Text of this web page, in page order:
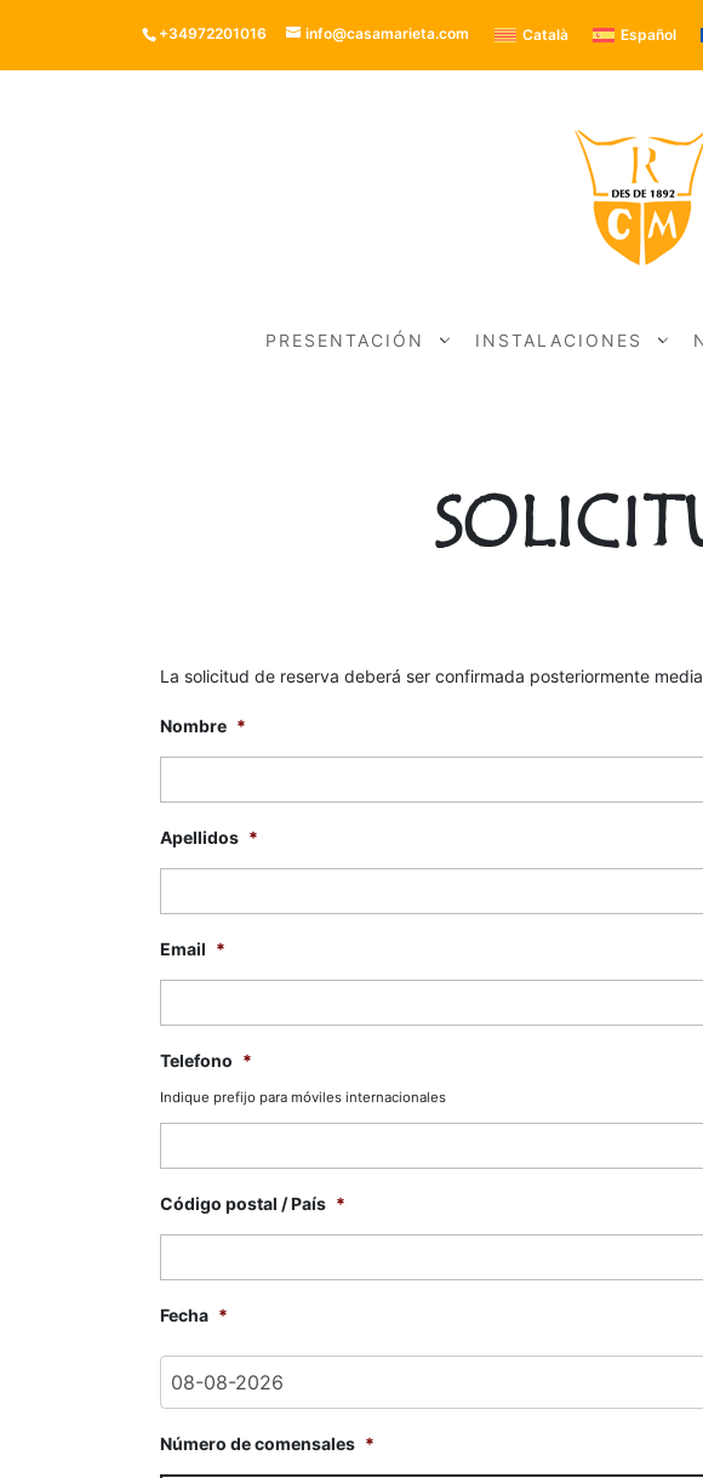
+34972201016 info@casamarieta.com Català Español
PRESENTACIÓN INSTALACIONES
La solicitud de reserva deberá ser confirmada posteriormente
Nombre *
Apellidos *
Email *
Telefono *
Indique prefijo para móviles internacionales
Código postal / País *
Fecha *
Número de comensales *